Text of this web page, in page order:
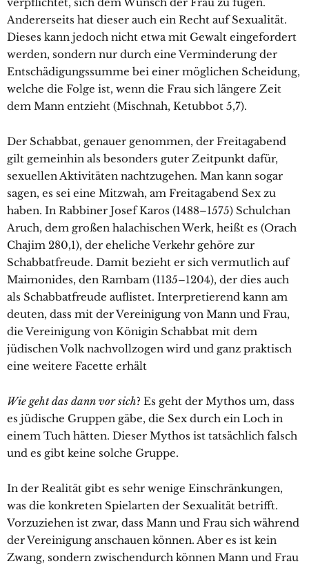
Andererseits hat dieser auch ein Recht auf Sexualität.
Dieses kann jedoch nicht etwa mit Gewalt eingefordert
werden, sondern nur durch eine Verminderung der
Entschädigungssumme bei einer möglichen Scheidung,
welche die Folge ist, wenn die Frau sich längere Zeit
dem Mann entzieht (Mischnah, Ketubbot 5,7).
Der Schabbat, genauer genommen, der Freitagabend
gilt gemeinhin als besonders guter Zeitpunkt dafür,
sexuellen Aktivitäten nachtzugehen. Man kann sogar
sagen, es sei eine Mitzwah, am Freitagabend Sex zu
haben. In Rabbiner Josef Karos (1488–1575) Schulchan
Aruch, dem großen halachischen Werk, heißt es (Orach
Chajim 280,1), der eheliche Verkehr gehöre zur
Schabbatfreude. Damit bezieht er sich vermutlich auf
Maimonides, den Rambam (1135–1204), der dies auch
als Schabbatfreude auflistet. Interpretierend kann am
deuten, dass mit der Vereinigung von Mann und Frau,
die Vereinigung von Königin Schabbat mit dem
jüdischen Volk nachvollzogen wird und ganz praktisch
eine weitere Facette erhält
Wie geht das dann vor sich? Es geht der Mythos um, dass
es jüdische Gruppen gäbe, die Sex durch ein Loch in
einem Tuch hätten. Dieser Mythos ist tatsächlich falsch
und es gibt keine solche Gruppe.
In der Realität gibt es sehr wenige Einschränkungen,
was die konkreten Spielarten der Sexualität betrifft.
Vorzuziehen ist zwar, dass Mann und Frau sich während
der Vereinigung anschauen können. Aber es ist kein
Zwang, sondern zwischendurch können Mann und Frau